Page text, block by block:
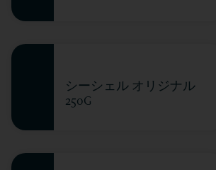
シーシェル オリジナル
250G